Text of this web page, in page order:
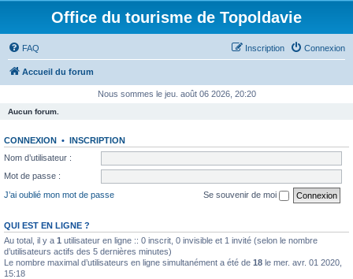
Office du tourisme de Topoldavie
FAQ Connexion
Inscription
Accueil du forum
Nous sommes le jeu. août 06 2026, 20:20
Aucun forum.
CONNEXION • INSCRIPTION
Nom d’utilisateur :
Mot de passe :
J’ai oublié mon mot de passe
Se souvenir de moi
QUI EST EN LIGNE ?
Au total, il y a 1 utilisateur en ligne :: 0 inscrit, 0 invisible et 1 invité (selon le nombre
d’utilisateurs actifs des 5 dernières minutes)
Le nombre maximal d’utilisateurs en ligne simultanément a été de 18 le mer. avr. 01 2020,
15:18